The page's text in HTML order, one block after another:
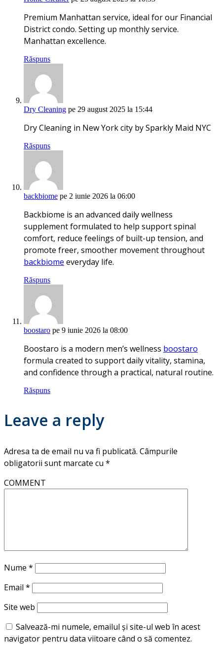
Premium Manhattan service, ideal for our Financial
District condo. Setting up monthly service.
Manhattan excellence.
Răspuns
Dry Cleaning pe 29 august 2025 la 15:44
Dry Cleaning in New York city by Sparkly Maid NYC
Răspuns
backbiome pe 2 iunie 2026 la 06:00
Backbiome is an advanced daily wellness
supplement formulated to help support spinal
comfort, reduce feelings of built-up tension, and
promote freer, smoother movement throughout
backbiome everyday life.
Răspuns
boostaro pe 9 iunie 2026 la 08:00
Boostaro is a modern men’s wellness boostaro
formula created to support daily vitality, stamina,
and confidence through a practical, natural routine.
Răspuns
Leave a reply
Adresa ta de email nu va fi publicată. Câmpurile
obligatorii sunt marcate cu *
COMMENT
Nume *
Email *
Site web
Salvează-mi numele, emailul și site-ul web în acest
navigator pentru data viitoare când o să comentez.